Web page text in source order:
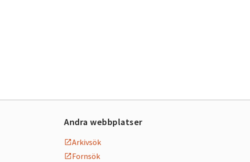
Andra webbplatser
Arkivsök
Fornsök